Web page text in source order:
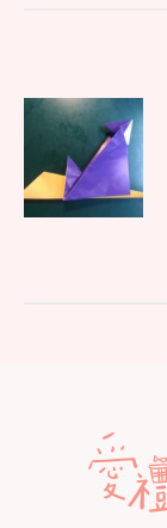
文
章
導
覽
Parent
post: